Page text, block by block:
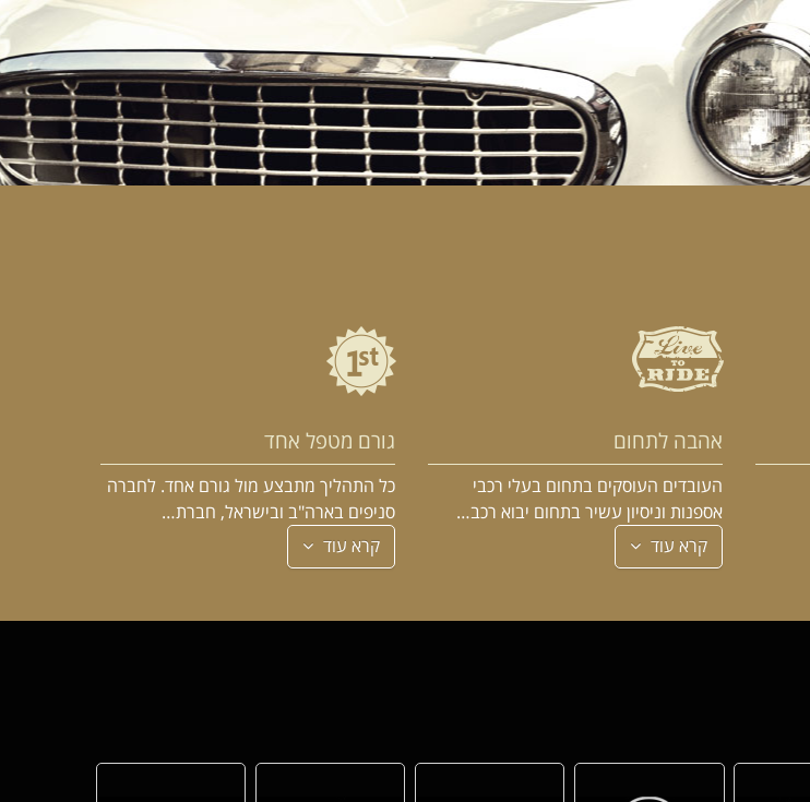
אהבה לתחום
העובדים העוסקים בתחום בעלי רכבי
אספנות וניסיון עשיר בתחום יבוא רכב…
קרא עוד
גורם מטפל אחד
כל התהליך מתבצע מול גורם אחד. לחברה
סניפים בארה"ב ובישראל, חברת…
קרא עוד